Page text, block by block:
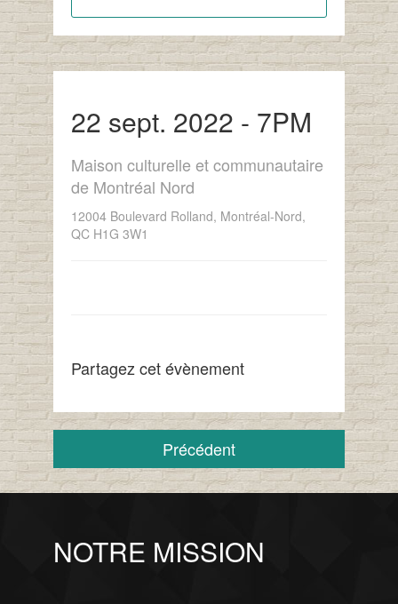
22 sept. 2022 - 7PM
Maison culturelle et communautaire
de Montréal Nord
12004 Boulevard Rolland, Montréal-Nord,
QC H1G 3W1
Partagez cet évènement
Précédent
NOTRE MISSION